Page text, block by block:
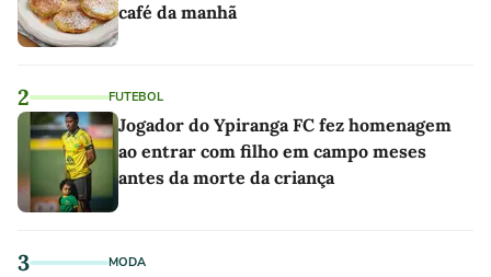
café da manhã
2 FUTEBOL
Jogador do Ypiranga FC fez homenagem
ao entrar com filho em campo meses
antes da morte da criança
3 MODA